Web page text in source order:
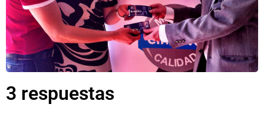
3 respuestas